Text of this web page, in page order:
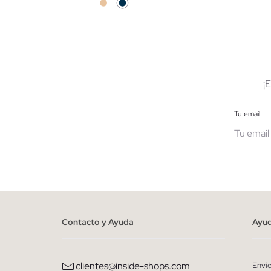
AÑADIR A MI CESTA
Tu email
Contacto y Ayuda
clientes@inside-shops.com